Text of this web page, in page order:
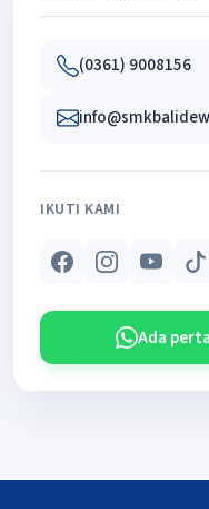
(0361) 9008156
IKUTI KAMI
Ada